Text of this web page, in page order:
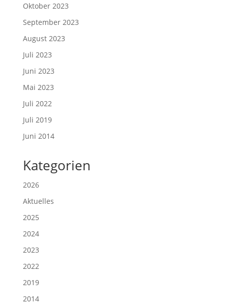
Oktober 2023
September 2023
August 2023
Juli 2023
Juni 2023
Mai 2023
Juli 2022
Juli 2019
Juni 2014
Kategorien
2026
Aktuelles
2025
2024
2023
2022
2019
2014